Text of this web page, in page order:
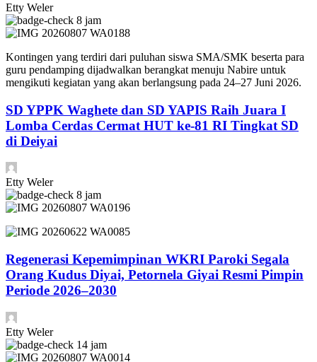
Etty Weler
8 jam
Kontingen yang terdiri dari puluhan siswa SMA/SMK beserta para
guru pendamping dijadwalkan berangkat menuju Nabire untuk
mengikuti kegiatan yang akan berlangsung pada 24–27 Juni 2026.
SD YPPK Waghete dan SD YAPIS Raih Juara I
Lomba Cerdas Cermat HUT ke-81 RI Tingkat SD
di Deiyai
Etty Weler
8 jam
Regenerasi Kepemimpinan WKRI Paroki Segala
Orang Kudus Diyai, Petornela Giyai Resmi Pimpin
Periode 2026–2030
Etty Weler
14 jam